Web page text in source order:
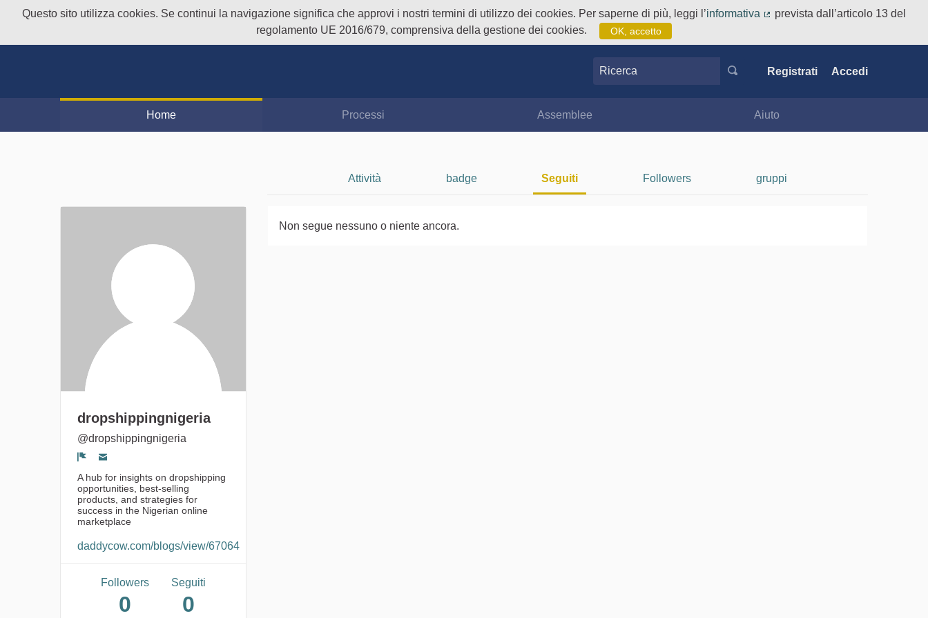
Questo sito utilizza cookies. Se continui la navigazione significa che approvi i nostri termini di utilizzo dei cookies. Per saperne di più, leggi l’informativa
prevista dall’articolo 13 del
regolamento UE 2016/679, comprensiva della gestione dei cookies.
OK, accetto
Ricerca Registrati Accedi
Home Processi Assemblee Aiuto
Attività badge Seguiti Followers gruppi
dropshippingnigeria
@dropshippingnigeria
Segnala un problema
A hub for insights on dropshipping
opportunities, best-selling
products, and strategies for
success in the Nigerian online
marketplace
daddycow.com/blogs/view/67064
Followers
0
Seguiti
0
Non segue nessuno o niente ancora.